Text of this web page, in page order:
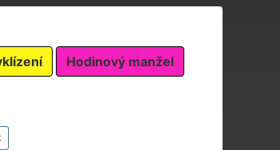
Hodinový manžel